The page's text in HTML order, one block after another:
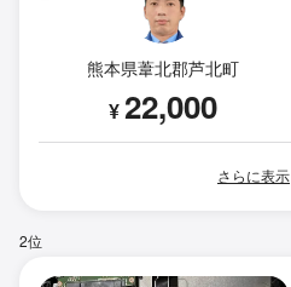
熊本県葦北郡芦北町
¥22,000
さらに表示
2位